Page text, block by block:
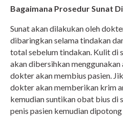
Bagaimana Prosedur Sunat
Sunat akan dilakukan oleh
dibaringkan selama tindakan
total sebelum tindakan. Kulit di
akan dibersihkan
dokter akan membius pasien.
dokter akan memberikan krim
kemudian suntikan obat bius di
penis pasien kemudian